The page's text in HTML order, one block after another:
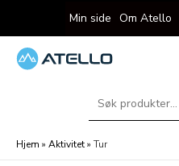
til
innholdet
Min side Om Atello
Søk
Hjem » Aktivitet» Tur